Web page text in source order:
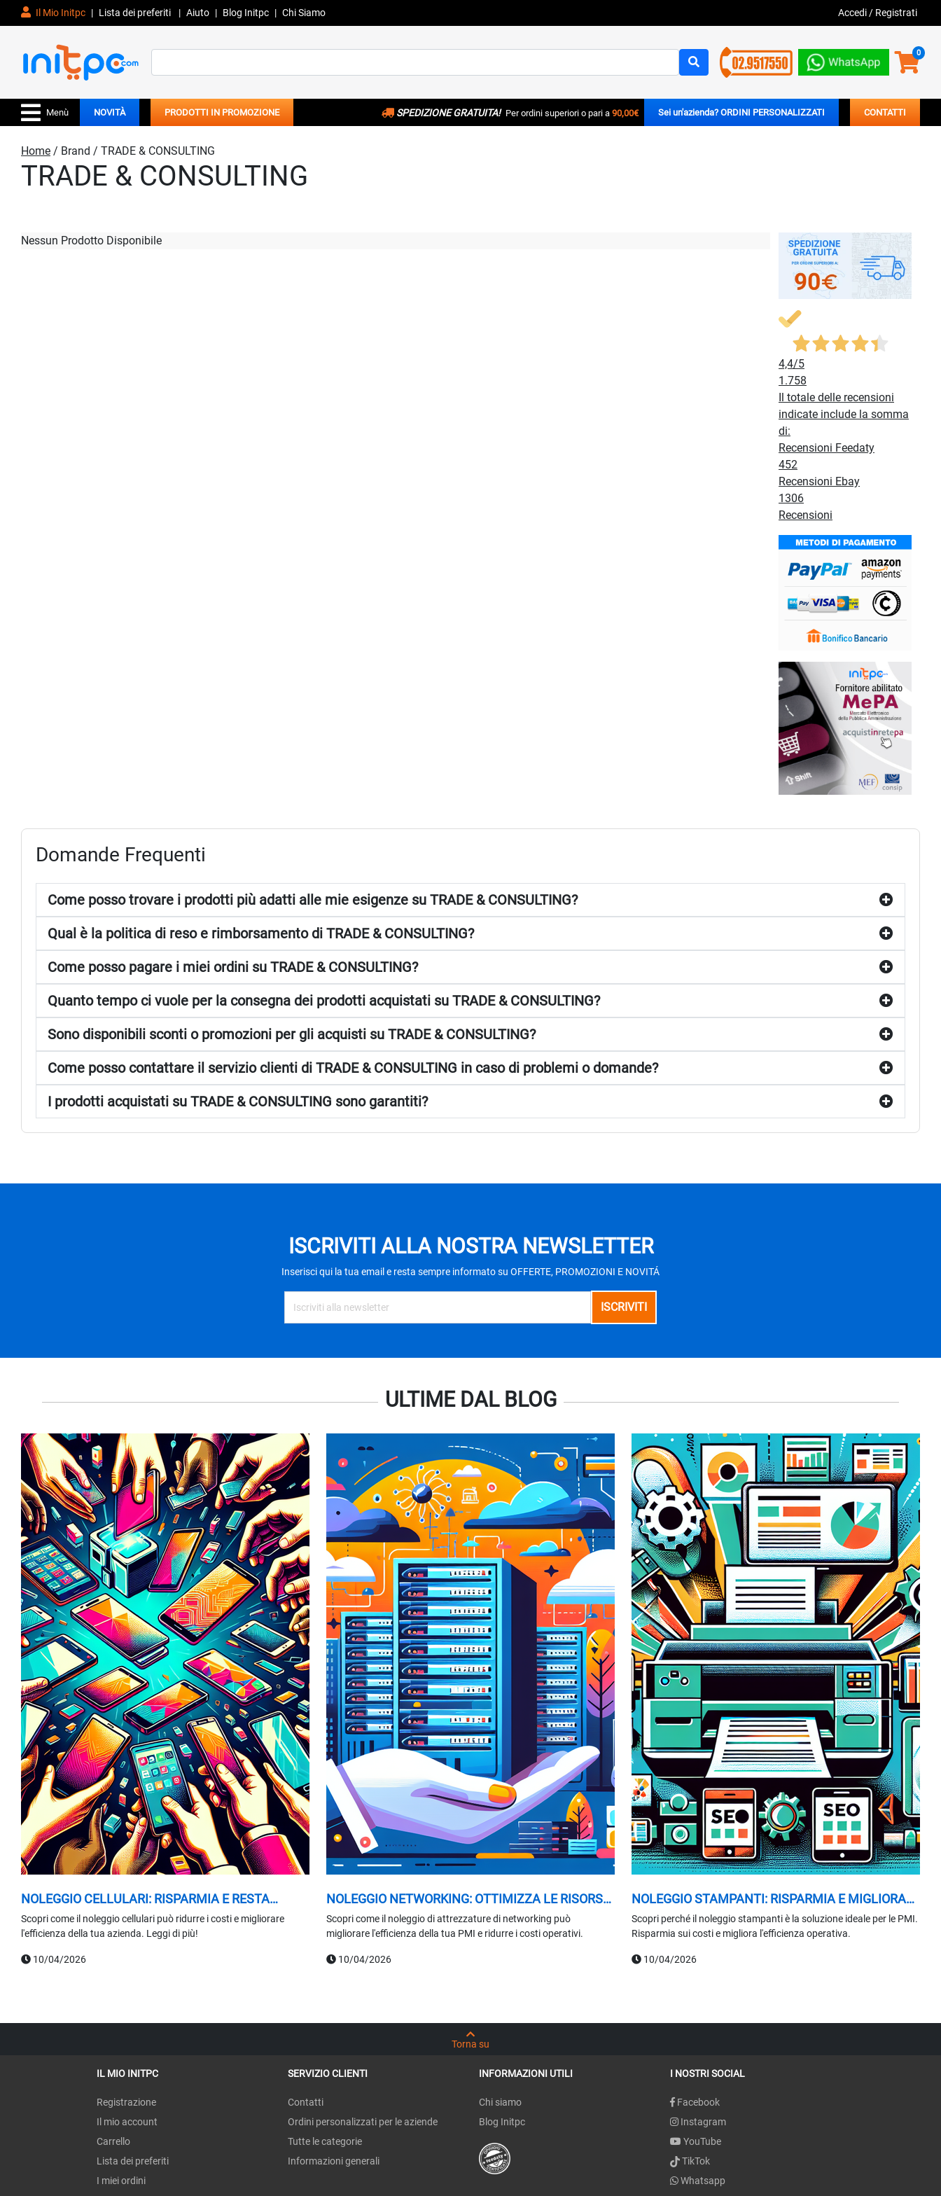
Il Mio Initpc | Lista dei preferiti | Aiuto | Blog Initpc | Chi Siamo Accedi / Registrati
for:
0
Menù NOVITÀ PRODOTTI IN PROMOZIONE SPEDIZIONE GRATUITA! Per ordini superiori o pari a 90,00€ Sei un'azienda? ORDINI PERSONALIZZATI CONTATTI
Home / Brand / TRADE & CONSULTING
TRADE & CONSULTING
Nessun Prodotto Disponibile
4,4/5
1.758
Il totale delle recensioni
indicate include la somma
di:
Recensioni Feedaty
452
Recensioni Ebay
1306
Recensioni
Domande Frequenti
Come posso trovare i prodotti più adatti alle mie esigenze su TRADE & CONSULTING?
Qual è la politica di reso e rimborsamento di TRADE & CONSULTING?
Come posso pagare i miei ordini su TRADE & CONSULTING?
Quanto tempo ci vuole per la consegna dei prodotti acquistati su TRADE & CONSULTING?
Sono disponibili sconti o promozioni per gli acquisti su TRADE & CONSULTING?
Come posso contattare il servizio clienti di TRADE & CONSULTING in caso di problemi o domande?
I prodotti acquistati su TRADE & CONSULTING sono garantiti?
ISCRIVITI ALLA NOSTRA NEWSLETTER
Inserisci qui la tua email e resta sempre informato su OFFERTE, PROMOZIONI E NOVITÁ
ULTIME DAL BLOG
NOLEGGIO CELLULARI: RISPARMIA E RESTA
COMPETITIVO
Scopri come il noleggio cellulari può ridurre i costi e migliorare
l'efficienza della tua azienda. Leggi di più!
10/04/2026
NOLEGGIO NETWORKING: OTTIMIZZA LE RISORSE
DELLA TUA PMI
Scopri come il noleggio di attrezzature di networking può
migliorare l'efficienza della tua PMI e ridurre i costi operativi.
10/04/2026
NOLEGGIO STAMPANTI: RISPARMIA E MIGLIORA
L'EFFICIENZA
Scopri perché il noleggio stampanti è la soluzione ideale per le PMI.
Risparmia sui costi e migliora l'efficienza operativa.
10/04/2026
Torna su
IL MIO INITPC
Registrazione
Il mio account
Carrello
Lista dei preferiti
I miei ordini
SERVIZIO CLIENTI
Contatti
Ordini personalizzati per le aziende
Tutte le categorie
Informazioni generali
INFORMAZIONI UTILI
Chi siamo
Blog Initpc
I NOSTRI SOCIAL
Facebook
Instagram
YouTube
TikTok
Whatsapp